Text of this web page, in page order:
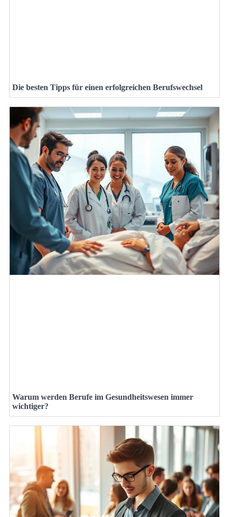
Die besten Tipps für einen erfolgreichen Berufswechsel
Warum werden Berufe im Gesundheitswesen immer
wichtiger?